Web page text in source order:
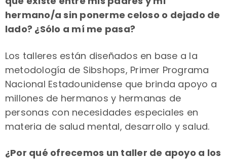
hermano/a sin ponerme celoso o dejado de
lado? ¿Sólo a mí me pasa?
Los talleres están diseñados en base a la
metodología de Sibshops, Primer Programa
Nacional Estadounidense que brinda apoyo a
millones de hermanos y hermanas de
personas con necesidades especiales en
materia de salud mental, desarrollo y salud.
¿Por qué ofrecemos un taller de apoyo a los